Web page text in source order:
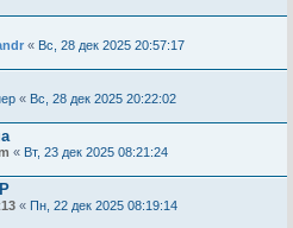
« Вс, 28 дек 2025 20:57:17
« Вс, 28 дек 2025 20:22:02
« Вт, 23 дек 2025 08:21:24
« Пн, 22 дек 2025 08:19:14